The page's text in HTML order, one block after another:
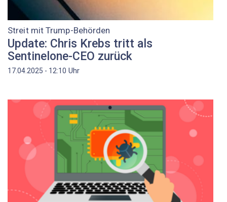
Streit mit Trump-Behörden
Update: Chris Krebs tritt als
Sentinelone-CEO zurück
17.04.2025 - 12:10 Uhr